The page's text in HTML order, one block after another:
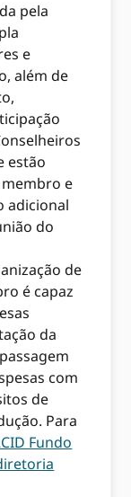
pela
e
além de
estão
e
adicional
do
de
é capaz
da
com
de
Para
Fundo